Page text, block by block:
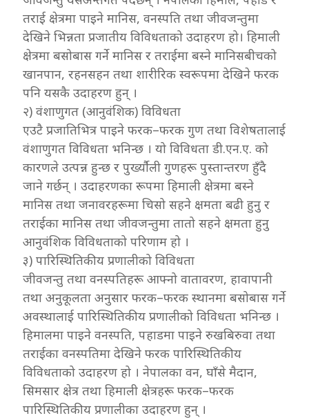
तराई क्षेत्रमा पाइने मानिस, वनस्पति तथा जीवजन्तुमा
देखिने भिन्नता प्रजातीय विविधताको उदाहरण हो। हिमाली
क्षेत्रमा बसोबास गर्ने मानिस र तराईमा बस्ने मानिसबीचको
खानपान, रहनसहन तथा शारीरिक स्वरूपमा देखिने फरक
पनि यसकै उदाहरण हुन् ।
२) वंशाणुगत (आनुवंशिक) विविधता
एउटै प्रजातिभित्र पाइने फरक–फरक गुण तथा विशेषतालाई
वंशाणुगत विविधता भनिन्छ । यो विविधता डी.एन.ए. को
कारणले उत्पन्न हुन्छ र पुर्ख्यौली गुणहरू पुस्तान्तरण हुँदै
जाने गर्छन् । उदाहरणका रूपमा हिमाली क्षेत्रमा बस्ने
मानिस तथा जनावरहरूमा चिसो सहने क्षमता बढी हुनु र
तराईका मानिस तथा जीवजन्तुमा तातो सहने क्षमता हुनु
आनुवंशिक विविधताको परिणाम हो ।
३) पारिस्थितिकीय प्रणालीको विविधता
जीवजन्तु तथा वनस्पतिहरू आफ्नो वातावरण, हावापानी
तथा अनुकूलता अनुसार फरक–फरक स्थानमा बसोबास गर्ने
अवस्थालाई पारिस्थितिकीय प्रणालीको विविधता भनिन्छ ।
हिमालमा पाइने वनस्पति, पहाडमा पाइने रुखबिरुवा तथा
तराईका वनस्पतिमा देखिने फरक पारिस्थितिकीय
विविधताको उदाहरण हो । नेपालका वन, घाँसे मैदान,
सिमसार क्षेत्र तथा हिमाली क्षेत्रहरू फरक–फरक
पारिस्थितिकीय प्रणालीका उदाहरण हुन् ।